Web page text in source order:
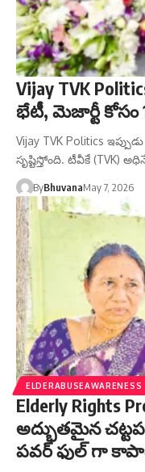
Vijay TVK
భేటీ, మెజార్టీ
Vijay TVK Politics
సృష్టిస్తోంది. టీవీకే (TVK)
ByBhuvanaMay 7, 2026
ELDERABUSEAWARENESS
Elderly Rights
అద్భుతమైన
పవర్ ఫుల్ గా